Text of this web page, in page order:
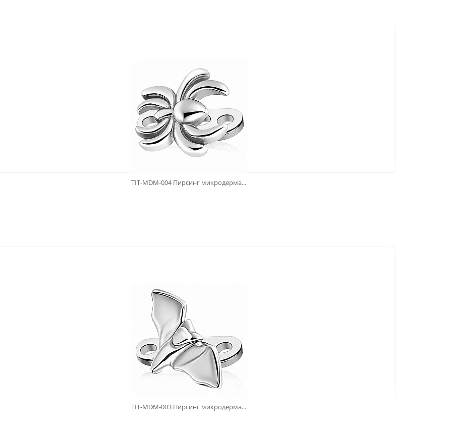
TIT-MDM-004 Пирсинг микродерма...
TIT-MDM-003 Пирсинг микродерма...